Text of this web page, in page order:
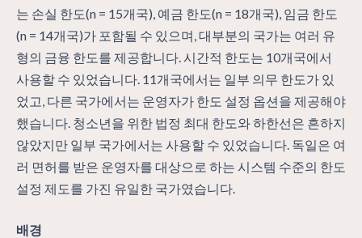
는 손실 한도(n = 15개국), 예금 한도(n = 18개국), 임금 한도
(n = 14개국)가 포함될 수 있으며, 대부분의 국가는 여러 유
형의 금융 한도를 제공합니다. 시간적 한도는 10개국에서
사용할 수 있었습니다. 11개국에서는 일부 의무 한도가 있
었고, 다른 국가에서는 운영자가 한도 설정 옵션을 제공해야
했습니다. 청소년을 위한 법정 최대 한도와 하한선은 흔하지
않았지만 일부 국가에서는 사용할 수 있었습니다. 독일은 여
러 면허를 받은 운영자를 대상으로 하는 시스템 수준의 한도
설정 제도를 가진 유일한 국가였습니다.
배경